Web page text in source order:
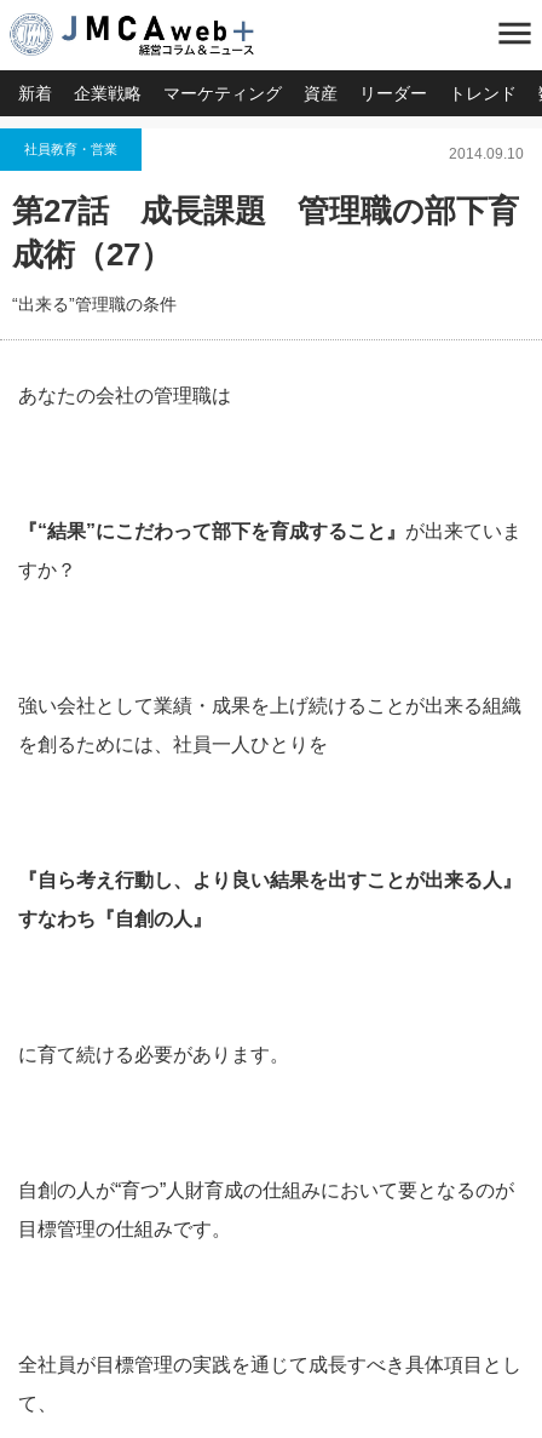
menu
新着 企業戦略 マーケティング 資産 リーダー トレンド
社員教育・営業 2014.09.10
第27話 成長課題 管理職の部下育
成術（27）
“出来る”管理職の条件
あなたの会社の管理職は
『“結果”にこだわって部下を育成すること』 が出来ていま
すか？
強い会社として業績・成果を上げ続けることが出来る組織
を創るためには、社員一人ひとりを
『自ら考え行動し、より良い結果を出すことが出来る人』
すなわち『自創の人』
に育て続ける必要があります。
自創の人が“育つ”人財育成の仕組みにおいて要となるのが
目標管理の仕組みです。
全社員が目標管理の実践を通じて成長すべき具体項目とし
て、